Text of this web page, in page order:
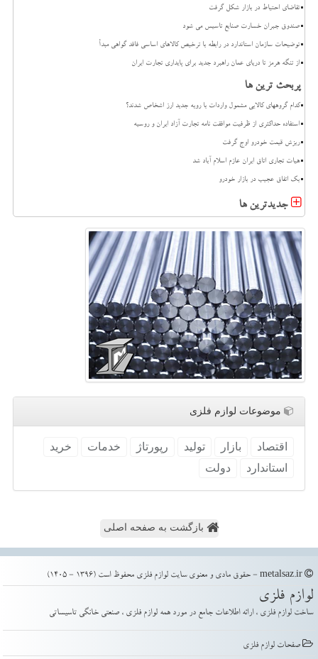
تقاضای احتیاط در بازار شکل گرفت
صندوق جبران خسارت صنایع تاسیس می شود
توضیحات سازمان استاندارد در رابطه با ترخیص کالاهای اساسی فاقد گواهی مبدأ
از تنگه هرمز تا دریای عمان راهبرد جدید برای پایداری تجارت ایران
پربحث ترین ها
کدام گروههای کالایی مشمول واردات با رویه جدید ارز اشخاص شدند؟
استفاده حداکثری از ظرفیت موافقت نامه تجارت آزاد ایران و روسیه
ریزش قیمت خودرو اوج گرفت
هیات تجاری اتاق ایران عازم اسلام آباد شد
بک اتفاق عجیب در بازار خودرو
جدیدترین ها
موضوعات لوازم فلزی
اقتصاد بازار تولید رپورتاژ خدمات
خرید
استاندارد
دولت
بازگشت به صفحه اصلی
لوازم فلزی
ساخت لوازم فلزی ، ارائه اطلاعات جامع در مورد همه لوازم فلزی ، صنعتی خانگی تاسیساتی
صفحات لوازم فلزی